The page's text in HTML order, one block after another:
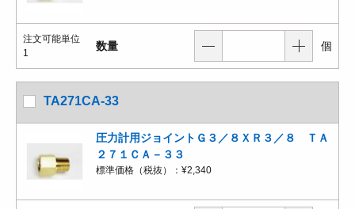
注文可能単位
1
数量 個
TA271CA-33
圧力計用ジョイントＧ３／８ＸＲ３／８ ＴＡ
２７１ＣＡ－３３
標準価格（税抜）： ¥2,340